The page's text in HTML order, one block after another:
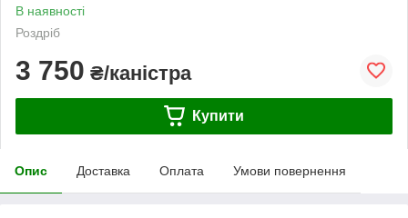
В наявності
Роздріб
3 750 ₴/каністра
Купити
Опис Доставка Оплата Умови повернення